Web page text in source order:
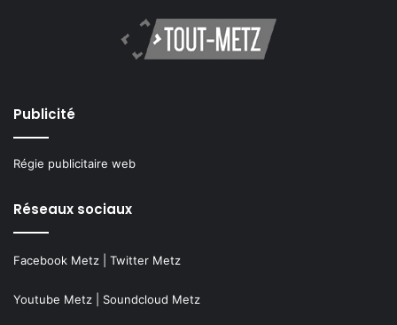
Publicité
Régie publicitaire web
Réseaux sociaux
Facebook Metz Twitter Metz
Youtube Metz Soundcloud Metz